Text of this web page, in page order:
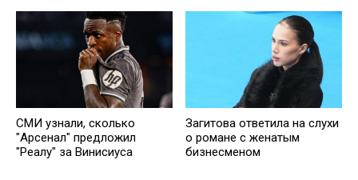
СМИ узнали, сколько
"Арсенал" предложил
"Реалу" за Винисиуса
Загитова ответила на слухи
о романе с женатым
бизнесменом